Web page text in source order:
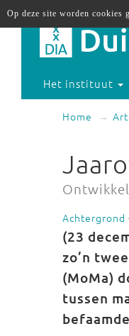
Het instituut
Home
Achtergrond
(23
zo’n
(MoMa)
tussen
Op deze site worden cookies